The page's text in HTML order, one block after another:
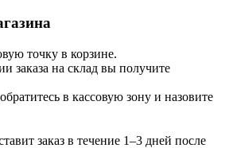
точку в корзине.
заказа на склад вы получите
в кассовую зону и назовите
заказ в течение 1–3 дней после